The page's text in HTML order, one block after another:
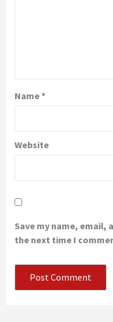
Name*
Website
Save my name, email,
the next time I